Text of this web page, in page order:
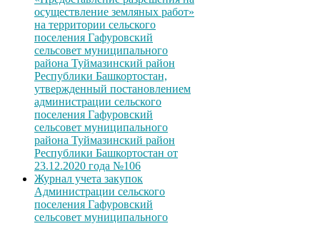
осуществление земляных работ»
на территории сельского
поселения Гафуровский
сельсовет муниципального
района Туймазинский район
Республики Башкортостан,
утвержденный постановлением
администрации сельского
поселения Гафуровский
сельсовет муниципального
района Туймазинский район
Республики Башкортостан от
23.12.2020 года №106
Журнал учета закупок
Администрации сельского
поселения Гафуровский
сельсовет муниципального